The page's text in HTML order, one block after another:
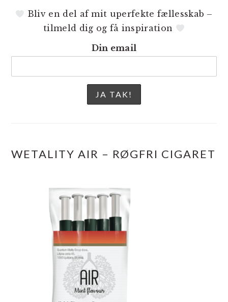
Bliv en del af mit uperfekte fællesskab –
tilmeld dig og få inspiration
Din email
WETALITY AIR – RØGFRI CIGARET